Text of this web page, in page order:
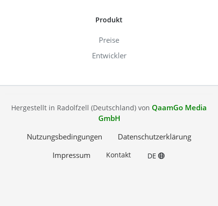
Produkt
Preise
Entwickler
Hergestellt in Radolfzell (Deutschland) von QaamGo Media
GmbH
Nutzungsbedingungen
Datenschutzerklärung
Impressum
Kontakt DE